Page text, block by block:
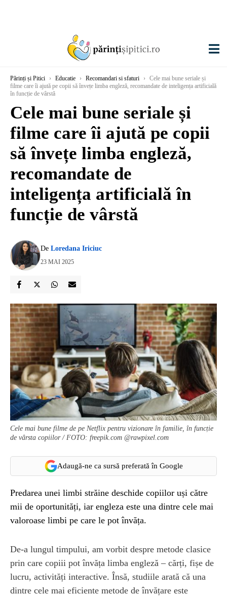
Părinți și Pitici › Educatie › Recomandari si sfaturi ›
Cele mai bune seriale și
filme care îi ajută pe copii să învețe limba engleză, recomandate de inteligența artificială
în funcție de vârstă
Cele mai bune seriale și
filme care îi ajută pe copii
să învețe limba engleză,
recomandate de
inteligența artificială în
funcție de vârstă
De Loredana Iriciuc
23 MAI 2025
Cele mai bune filme de pe Netflix pentru vizionare în familie, în funcție
de vârsta copiilor / FOTO: freepik.com @rawpixel.com
Adaugă-ne ca sursă preferată în Google
Predarea unei limbi străine deschide copiilor uși către
mii de oportunități, iar engleza este una dintre cele mai
valoroase limbi pe care le pot învăța.
De-a lungul timpului, am vorbit despre metode clasice
prin care copiii pot învăța limba engleză – cărți, fișe de
lucru, activități interactive. Însă, studiile arată că una
dintre cele mai eficiente metode de învățare este